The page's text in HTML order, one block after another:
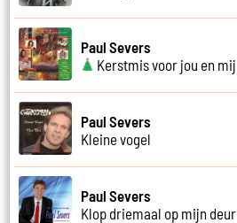
Paul Severs
Kerstmis voor jou en mij
Paul Severs
Kleine vogel
Paul Severs
Klop driemaal op mijn deur